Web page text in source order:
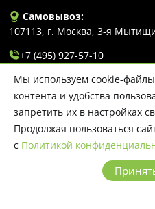
Каталог
Самовывоз:
107113, г. Москва, 3-я
+7 (495) 927-57-10
info@evlart.ru
© 2026 Evlart. Сайт несет
каких обстоятельствах не
Политика
Мы используем cookie-
контента и удобства
запретить их в настройках
Продолжая пользоваться
с Политикой